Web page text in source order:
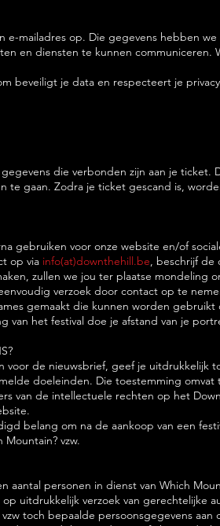
e-mailadres op. Die gegevens hebben
en diensten te kunnen communiceren.
beveiligt je data en respecteert je
die verbonden zijn aan je ticket.
gaan. Zodra je ticket gescand is,
gebruiken voor onze website en/of
op via info(at)downthehill.be, beschrijf de
zullen we jou ter plaatse mondeling
verzoek door contact op te
gemaakt die kunnen worden gebruikt
van het festival doe je afstand van je
voor de nieuwsbrief, geef je uitdrukkelijk
doeleinden. Die toestemming
van de intellectuele rechten op het
belang om na de aankoop van een
vzw.
personen in dienst van Which
uitdrukkelijk verzoek van gerechtelijke
toch bepaalde persoonsgegevens